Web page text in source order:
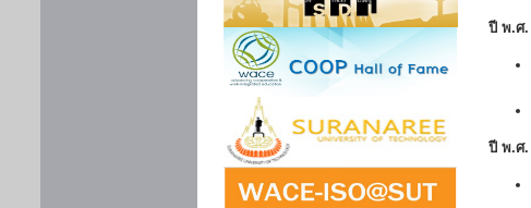
ปี พ.ศ.
ปี พ.ศ.